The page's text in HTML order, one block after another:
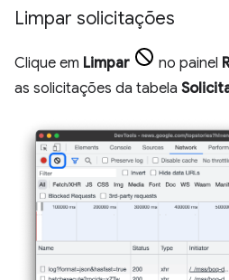
Limpar solicitações
Clique em Limpar no painel
as solicitações da tabela